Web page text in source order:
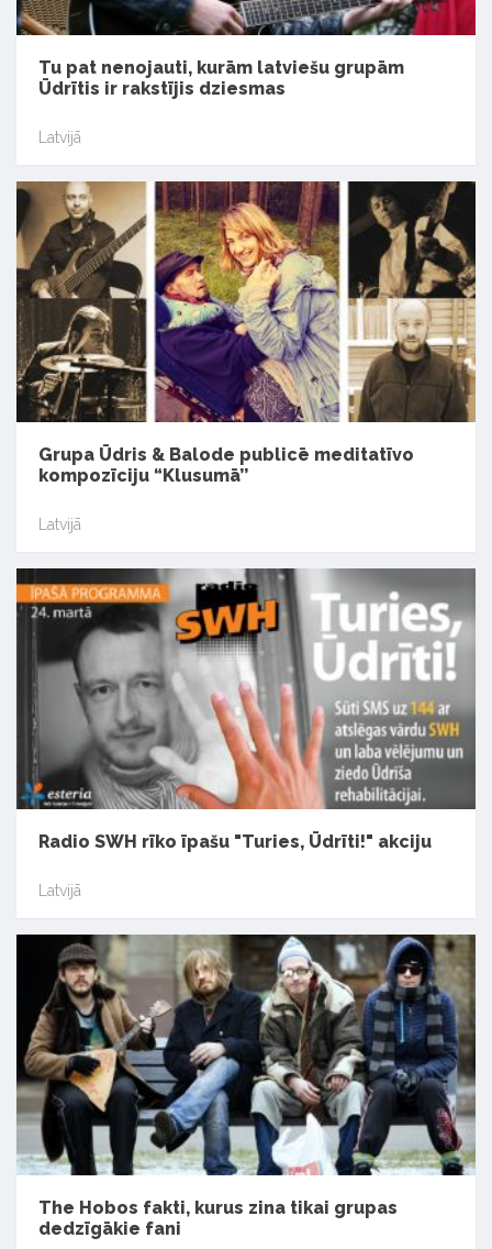
Tu pat nenojauti, kurām latviešu grupām
Ūdrītis ir rakstījis dziesmas
Latvijā
Grupa Ūdris & Balode publicē meditatīvo
kompozīciju “Klusumā’’
Latvijā
Radio SWH rīko īpašu "Turies, Ūdrīti!" akciju
Latvijā
The Hobos fakti, kurus zina tikai grupas
dedzīgākie fani